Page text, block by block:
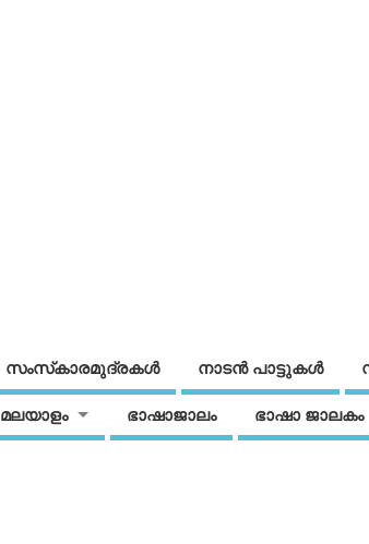
സംസ്‌കാരമുദ്രകള്‍ നാടന്‍ പാട്ടുകള്‍
മലയാളം ഭാഷാജാലം ഭാഷാ ജാലകം